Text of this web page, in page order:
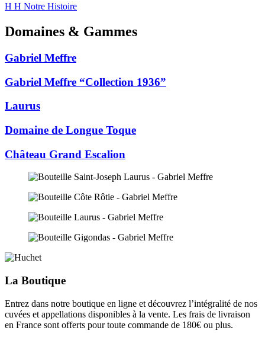
H H Notre Histoire
Domaines & Gammes
Gabriel Meffre
Gabriel Meffre “Collection 1936”
Laurus
Domaine de Longue Toque
Château Grand Escalion
La Boutique
Entrez dans notre boutique en ligne et découvrez l’intégralité de nos
cuvées et appellations disponibles à la vente. Les frais de livraison
en France sont offerts pour toute commande de 180€ ou plus.